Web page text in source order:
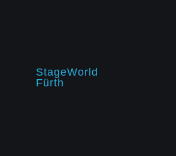
StageWorld
Fürth